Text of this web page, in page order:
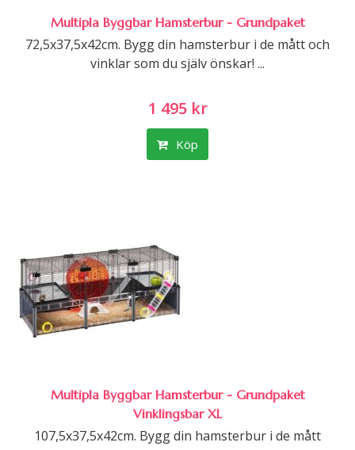
Multipla Byggbar Hamsterbur - Grundpaket
72,5x37,5x42cm. Bygg din hamsterbur i de mått och
vinklar som du själv önskar! ...
1 495 kr
Köp
Multipla Byggbar Hamsterbur - Grundpaket
Vinklingsbar XL
107,5x37,5x42cm. Bygg din hamsterbur i de mått